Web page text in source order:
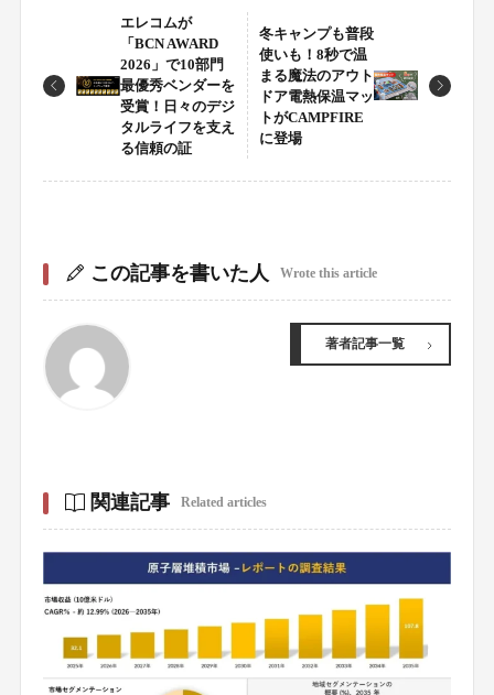
エレコムが
「BCN AWARD
2026」で10部門
最優秀ベンダーを
受賞！日々のデジ
タルライフを支え
る信頼の証
冬キャンプも普段
使いも！8秒で温
まる魔法のアウト
ドア電熱保温マッ
トがCAMPFIRE
に登場
この記事を書いた人 Wrote this article
著者記事一覧
関連記事 Related articles